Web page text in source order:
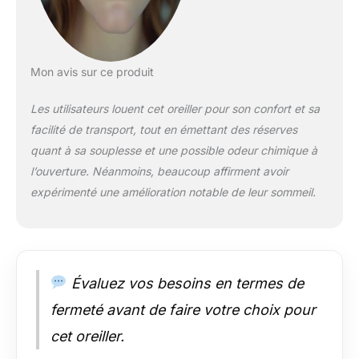
l’espace, afin qu’il
en mousse à
confortable en
viscose, l'oreiller
cervical s'adapte à la
position naturelle du
RECOVERY PILLOW
SET, oreiller
Mon avis sur ce produit
Les utilisateurs louent cet oreiller pour son confort et sa
facilité de transport, tout en émettant des réserves
quant à sa souplesse et une possible odeur chimique à
l’ouverture. Néanmoins, beaucoup affirment avoir
expérimenté une amélioration notable de leur sommeil.
Évaluez vos besoins en termes de
fermeté avant de faire votre choix pour
cet oreiller.